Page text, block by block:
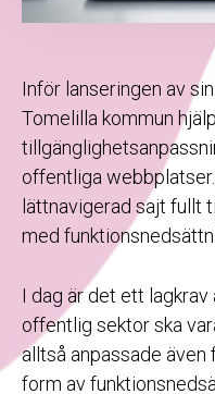
Inför lanseringen av
Tomelilla kommun
offentliga
lättnavigerad sajt fullt
med
I dag är det ett
offentlig sektor ska
alltså anpassade även
form av